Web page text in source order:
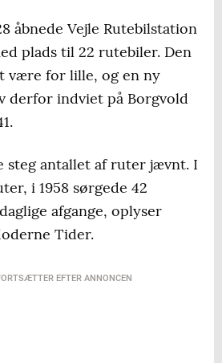
åbnede Vejle Rutebilstation
plads til 22 rutebiler. Den
være for lille, og en ny
derfor indviet på Borgvold
steg antallet af ruter jævnt. I
i 1958 sørgede 42
afgange, oplyser
Tider.
EFTER ANNONCEN